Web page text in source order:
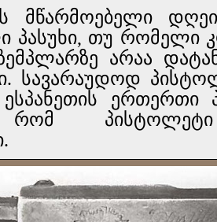
მწარმოებელი
პასუხი, თუ რომელი
არაა
სავარაუდოდ
ესპანეთის ერთერთი
რომ